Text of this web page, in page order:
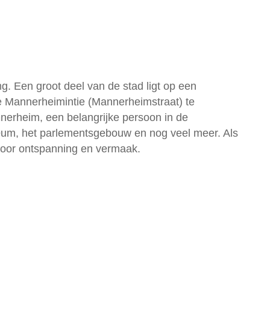
Een groot deel van de stad ligt op een
(Mannerheimstraat) te
een belangrijke persoon in de
het parlementsgebouw en nog veel meer. Als
ontspanning en vermaak.